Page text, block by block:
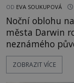
OD EVA SOUKUPOVÁ
Noční oblohu
města Darwin
neznámého původu. Modré světelné
viditelné
opakovaně
ZOBRAZIT VÍCE